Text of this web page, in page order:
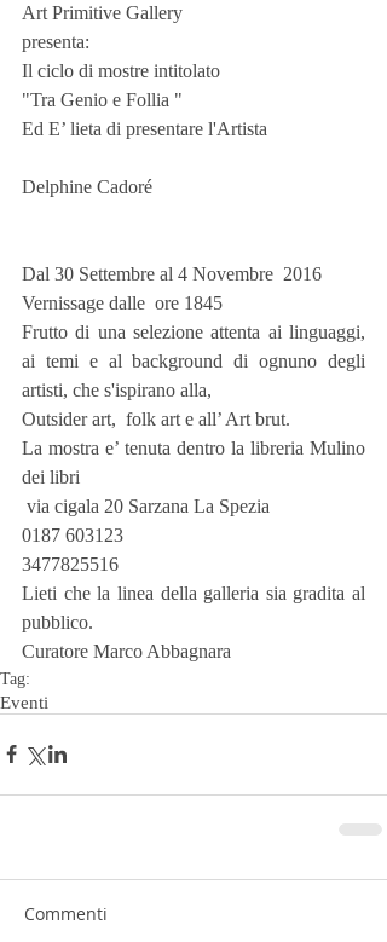
Art Primitive Gallery
presenta:
Il ciclo di mostre intitolato
"Tra Genio e Follia "
Ed E’ lieta di presentare l'Artista
Delphine Cadoré
Dal 30 Settembre al 4 Novembre  2016
Vernissage dalle  ore 1845
Frutto di una selezione attenta ai linguaggi,
ai temi e al background di ognuno degli
artisti, che s'ispirano alla,
Outsider art,  folk art e all’ Art brut.
La mostra e’ tenuta dentro la libreria Mulino
dei libri
via cigala 20 Sarzana La Spezia
0187 603123
3477825516
Lieti che la linea della galleria sia gradita al
pubblico.
Curatore Marco Abbagnara
Tag:
Eventi
Commenti